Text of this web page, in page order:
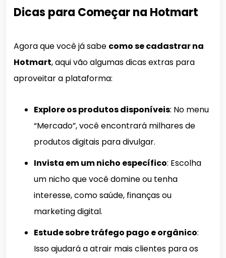
Dicas para Começar na Hotmart
Agora que você já sabe como se cadastrar na
Hotmart, aqui vão algumas dicas extras para
aproveitar a plataforma:
Explore os produtos disponíveis: No menu
“Mercado”, você encontrará milhares de
produtos digitais para divulgar.
Invista em um nicho específico: Escolha
um nicho que você domine ou tenha
interesse, como saúde, finanças ou
marketing digital.
Estude sobre tráfego pago e orgânico:
Isso ajudará a atrair mais clientes para os